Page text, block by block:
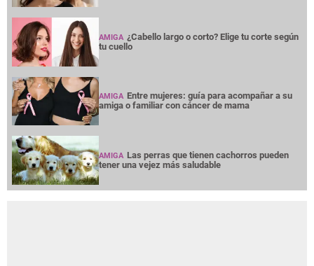
AMIGA ¿Cabello largo o corto? Elige tu corte según
tu cuello
AMIGA Entre mujeres: guía para acompañar a su
amiga o familiar con cáncer de mama
AMIGA Las perras que tienen cachorros pueden
tener una vejez más saludable